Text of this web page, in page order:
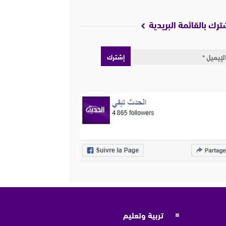
بالقائمة البريدية
تربية وتعليم